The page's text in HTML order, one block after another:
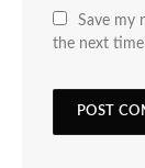
Save my
the next